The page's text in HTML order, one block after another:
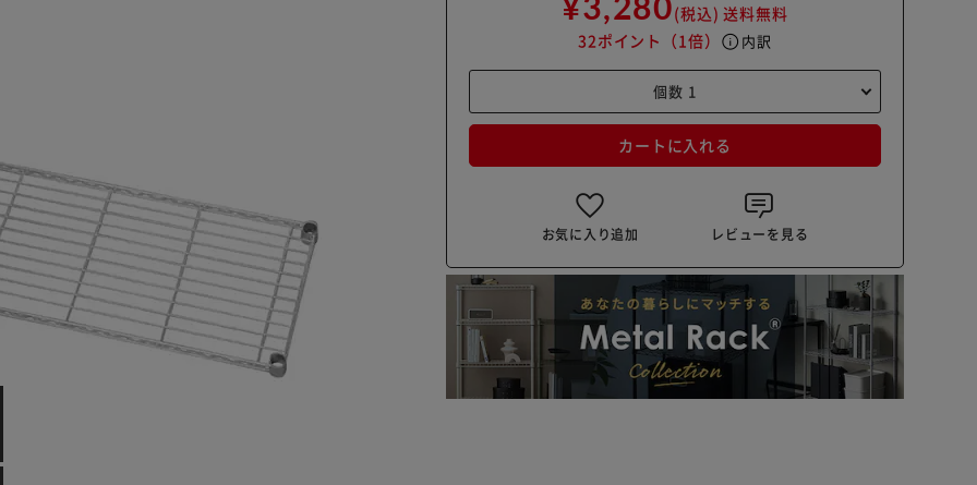
(税込) 送料無料
32ポイント （1倍） info 内訳
カートに入れる
お気に入り追加 レビューを見る